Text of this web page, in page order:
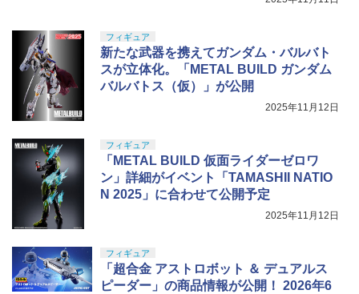
フィギュア
新たな武器を携えてガンダム・バルバト
スが立体化。「METAL BUILD ガンダム
バルバトス（仮）」が公開
2025年11月12日
フィギュア
「METAL BUILD 仮面ライダーゼロワ
ン」詳細がイベント「TAMASHII NATIO
N 2025」に合わせて公開予定
2025年11月12日
フィギュア
「超合金 アストロボット ＆ デュアルス
ピーダー」の商品情報が公開！ 2026年6